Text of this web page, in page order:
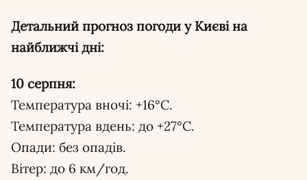
Детальний прогноз погоди у Києві на
найближчі дні:
10 серпня:
Температура вночі: +16°С.
Температура вдень: до +27°С.
Опади: без опадів.
Вітер: до 6 км/год.